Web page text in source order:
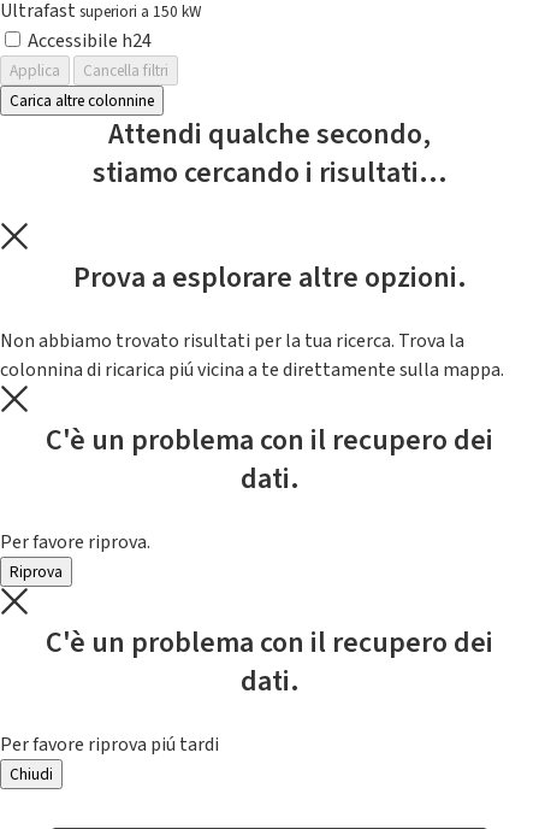
Ultrafast superiori a 150 kW
Accessibile h24
Applica
Cancella filtri
Carica altre colonnine
Attendi qualche secondo,
stiamo cercando i risultati...
Prova a esplorare altre opzioni.
Non abbiamo trovato risultati per la tua ricerca. Trova la
colonnina di ricarica piú vicina a te direttamente sulla mappa.
C'è un problema con il recupero dei
dati.
Per favore riprova.
Riprova
C'è un problema con il recupero dei
dati.
Per favore riprova piú tardi
Chiudi